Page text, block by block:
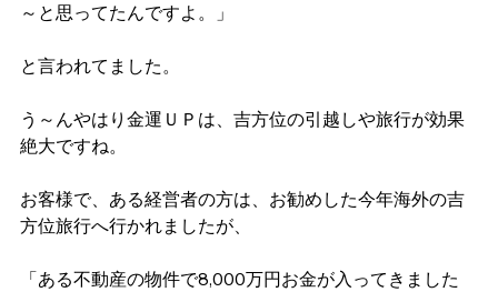
～と思ってたんですよ。」
と言われてました。
う～んやはり金運ＵＰは、吉方位の引越しや旅行が効果
絶大ですね。
お客様で、ある経営者の方は、お勧めした今年海外の吉
方位旅行へ行かれましたが、
「ある不動産の物件で8,000万円お金が入ってきました